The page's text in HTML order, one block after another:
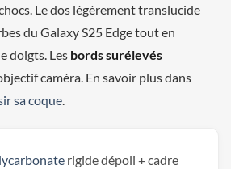
Le dos légèrement translucide
du Galaxy S25 Edge tout en
doigts. Les bords surélevés
caméra. En savoir plus dans
sa coque
rigide dépoli + cadre